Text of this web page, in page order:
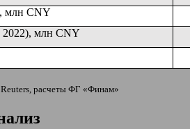
млн CNY
млн CNY
расчеты ФГ «Финам»